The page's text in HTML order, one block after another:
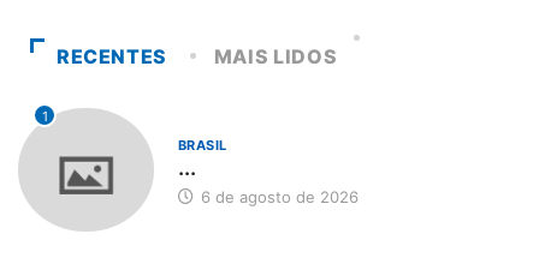
RECENTES MAIS LIDOS
1
BRASIL
...
6 de agosto de 2026